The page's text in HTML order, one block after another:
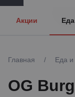
Акции
Главная / Еда и
OG